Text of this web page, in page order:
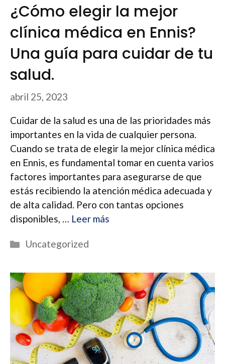
¿Cómo elegir la mejor
clínica médica en Ennis?
Una guía para cuidar de tu
salud.
abril 25, 2023
Cuidar de la salud es una de las prioridades más
importantes en la vida de cualquier persona.
Cuando se trata de elegir la mejor clínica médica
en Ennis, es fundamental tomar en cuenta varios
factores importantes para asegurarse de que
estás recibiendo la atención médica adecuada y
de alta calidad. Pero con tantas opciones
disponibles, … Leer más
Categorías
Uncategorized